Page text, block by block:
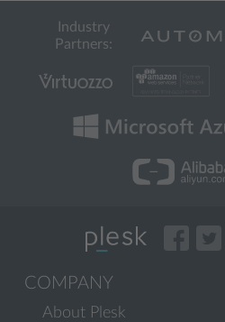
Industry
Partners:
COMPANY
About Plesk